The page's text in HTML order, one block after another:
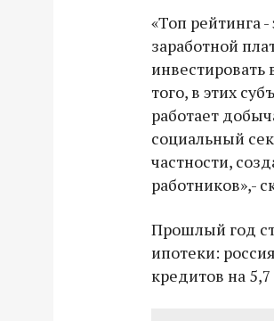
«Топ рейтинга
заработной
инвестировать
того, в этих
работает
социальный
частности,
работников»,-
Прошлый год
ипотеки:
кредитов на